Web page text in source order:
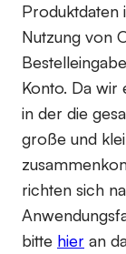
Produktdaten
Nutzung von
Konto. Da wir
in der die
große und
richten sich
bitte hier an